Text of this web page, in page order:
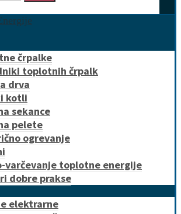
črpalke
toplotnih črpalk
drva
kotli
sekance
pelete
ogrevanje
varčevanje toplotne energije
dobre prakse
elektrarne